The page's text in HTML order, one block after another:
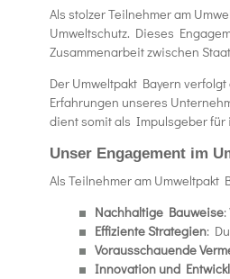
Als stolzer Teilnehmer am
Umweltschutz. Dieses
Zusammenarbeit zwischen
Der Umweltpakt Bayern
Erfahrungen unseres
dient somit als Impulsgeber für
Unser Engagement im
Als Teilnehmer am
Nachhaltige Bauweise
Effiziente Strategien:
Vorausschauende
Innovation und